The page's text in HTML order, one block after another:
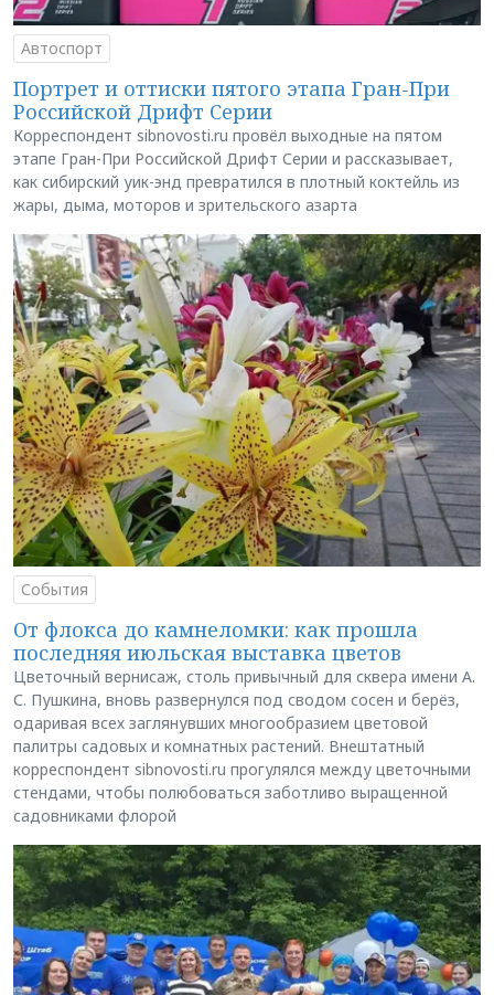
Автоспорт
Портрет и оттиски пятого этапа Гран-При
Российской Дрифт Серии
Корреспондент sibnovosti.ru провёл выходные на пятом
этапе Гран-При Российской Дрифт Серии и рассказывает,
как сибирский уик-энд превратился в плотный коктейль из
жары, дыма, моторов и зрительского азарта
События
От флокса до камнеломки: как прошла
последняя июльская выставка цветов
Цветочный вернисаж, столь привычный для сквера имени А.
С. Пушкина, вновь развернулся под сводом сосен и берёз,
одаривая всех заглянувших многообразием цветовой
палитры садовых и комнатных растений. Внештатный
корреспондент sibnovosti.ru прогулялся между цветочными
стендами, чтобы полюбоваться заботливо выращенной
садовниками флорой